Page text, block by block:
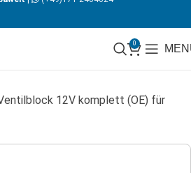
0
12V komplett (OE) für